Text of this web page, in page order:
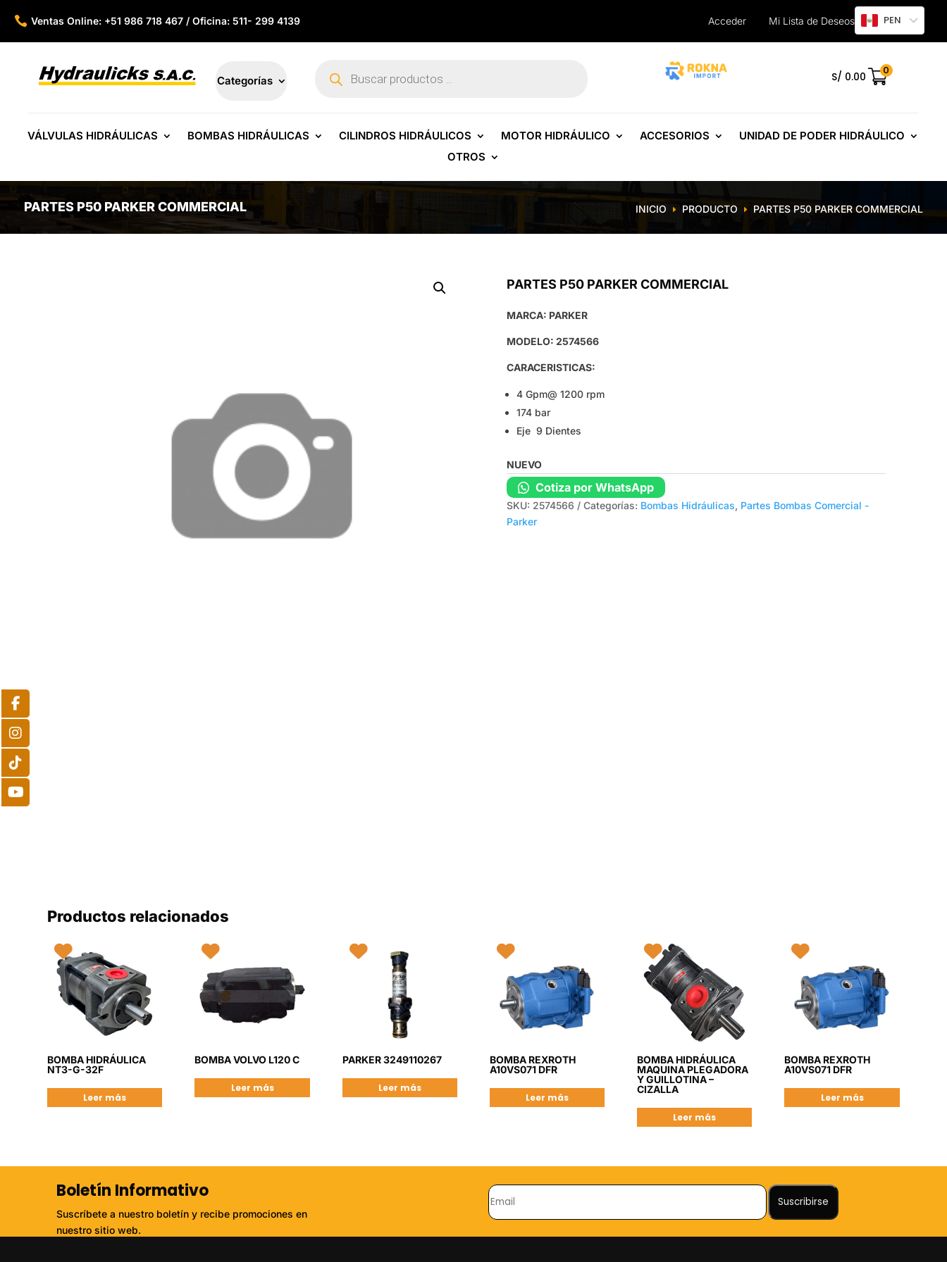
 Ventas Online: +51 986 718 467 / Oficina: 511- 299 4139 Acceder Mi Lista de Deseos PEN
Categorías productos S/ 0.00 0
VÁLVULAS HIDRÁULICAS BOMBAS HIDRÁULICAS CILINDROS HIDRÁULICOS MOTOR HIDRÁULICO ACCESORIOS
UNIDAD DE PODER HIDRÁULICO
OTROS
PARTES P50 PARKER COMMERCIAL INICIO E PRODUCTO E PARTES P50 PARKER COMMERCIAL
PARTES P50 PARKER COMMERCIAL
MARCA: PARKER
MODELO: 2574566
CARACERISTICAS:
4 Gpm@ 1200 rpm
174 bar
Eje 9 Dientes
NUEVO
Cotiza por WhatsApp
SKU: 2574566 Categorías: Bombas Hidráulicas, Partes Bombas Comercial -
Parker
Productos relacionados
BOMBA HIDRÁULICA
NT3-G-32F
Leer más
BOMBA VOLVO L120 C
Leer más
PARKER 3249110267
Leer más
BOMBA REXROTH
A10VS071 DFR
Leer más
BOMBA HIDRÁULICA
MAQUINA PLEGADORA
Y GUILLOTINA –
CIZALLA
Leer más
BOMBA REXROTH
A10VS071 DFR
Leer más
Boletín Informativo
Suscríbete a nuestro boletín y recibe promociones en
nuestro sitio web.